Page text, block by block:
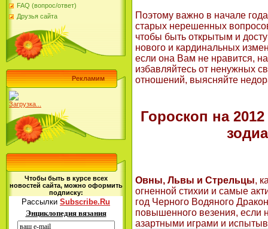
FAQ (вопрос/ответ)
Друзья сайта
Рекламим
Загрузка...
Чтобы быть в курсе всех
новостей сайта, можно оформить
подписку:
Рассылки Subscribe.Ru
Энциклопедия вязания
Поэтому важно в начале
старых нерешенных
чтобы быть открытым и
нового и кардинальных
если она Вам не нравится,
избавляйтесь от ненужных
отношений, выясняйте
Гороскоп на
Овны, Львы и Стрельцы,
огненной стихии и самые
год Черного Водяного
повышенного везения, если
азартными играми и